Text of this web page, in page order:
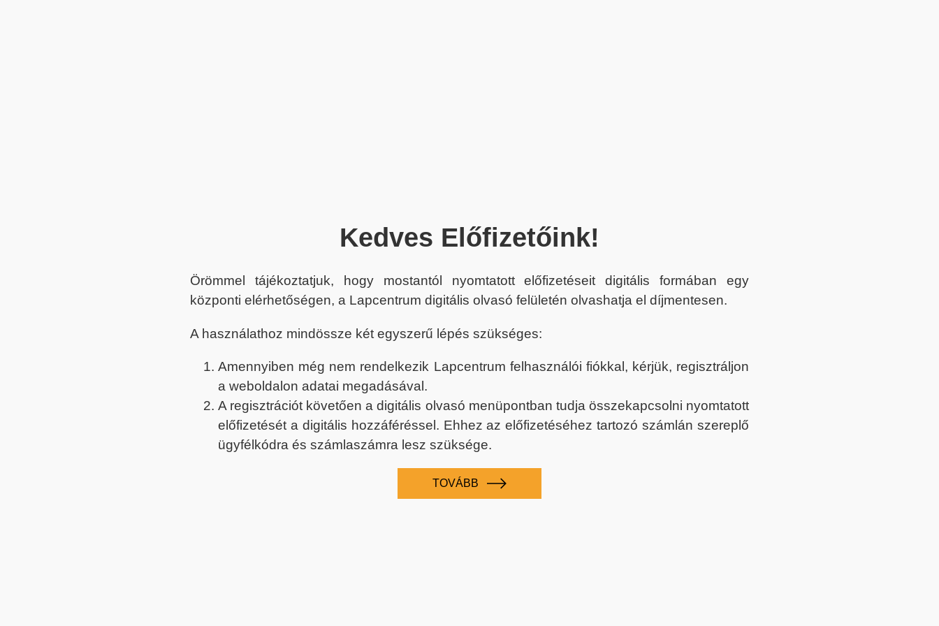
Kedves Előfizetőink!
Örömmel tájékoztatjuk, hogy mostantól nyomtatott előfizetéseit digitális formában egy
központi elérhetőségen, a Lapcentrum digitális olvasó felületén olvashatja el díjmentesen.
A használathoz mindössze két egyszerű lépés szükséges:
Amennyiben még nem rendelkezik Lapcentrum felhasználói fiókkal, kérjük, regisztráljon
a weboldalon adatai megadásával.
A regisztrációt követően a digitális olvasó menüpontban tudja összekapcsolni nyomtatott
előfizetését a digitális hozzáféréssel. Ehhez az előfizetéséhez tartozó számlán szereplő
ügyfélkódra és számlaszámra lesz szüksége.
TOVÁBB